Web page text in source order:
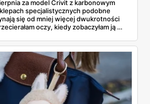
za model Crivit z karbonowym
specjalistycznych podobne
się od mniej więcej dwukrotności
oczy, kiedy zobaczyłam ją w
sport w Polsce: kortów przybywa
jeszcze szybciej. Sprawdziłam, co
za te pieniądze i komu taka rakieta